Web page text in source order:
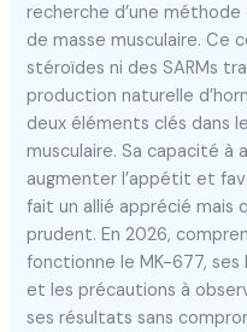
recherche d’une
de masse musculaire. Ce
stéroïdes ni des SARMs
production naturelle
deux éléments clés dans
musculaire. Sa capacité à
augmenter l’appétit et
fait un allié apprécié mais
prudent. En 2026,
fonctionne le MK-677,
et les précautions à
ses résultats sans